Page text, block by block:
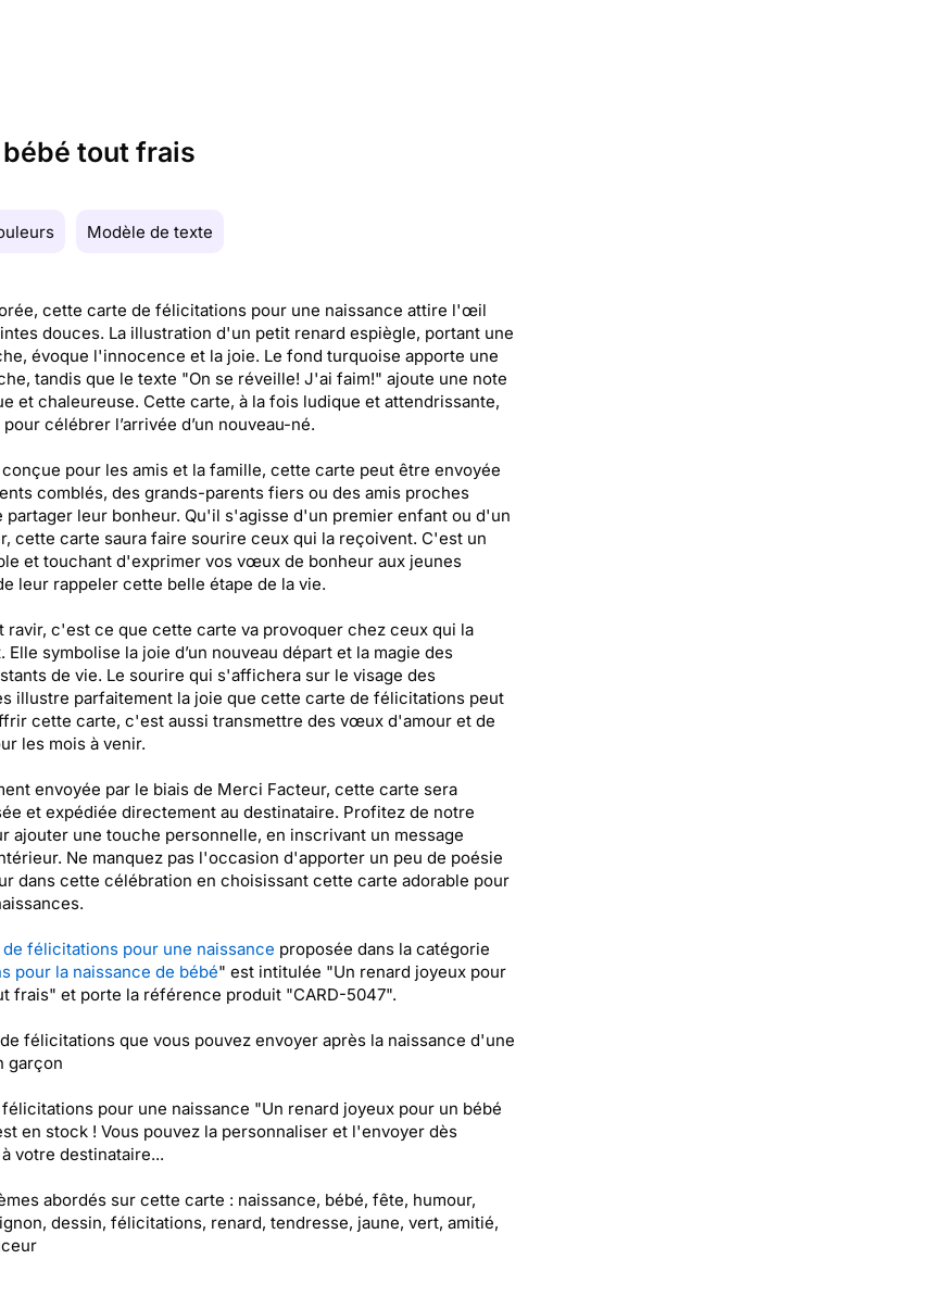
tout frais
Modèle de texte
cette carte de félicitations pour une naissance attire l'œil
douces. La illustration d'un petit renard espiègle, portant une
évoque l'innocence et la joie. Le fond turquoise apporte une
tandis que le texte "On se réveille! J'ai faim!" ajoute une note
et chaleureuse. Cette carte, à la fois ludique et attendrissante,
célébrer l’arrivée d’un nouveau-né.
pour les amis et la famille, cette carte peut être envoyée
comblés, des grands-parents fiers ou des amis proches
partager leur bonheur. Qu'il s'agisse d'un premier enfant ou d'un
cette carte saura faire sourire ceux qui la reçoivent. C'est un
et touchant d'exprimer vos vœux de bonheur aux jeunes
leur rappeler cette belle étape de la vie.
ravir, c'est ce que cette carte va provoquer chez ceux qui la
Elle symbolise la joie d’un nouveau départ et la magie des
de vie. Le sourire qui s'affichera sur le visage des
illustre parfaitement la joie que cette carte de félicitations peut
cette carte, c'est aussi transmettre des vœux d'amour et de
les mois à venir.
envoyée par le biais de Merci Facteur, cette carte sera
et expédiée directement au destinataire. Profitez de notre
ajouter une touche personnelle, en inscrivant un message
Ne manquez pas l'occasion d'apporter un peu de poésie
dans cette célébration en choisissant cette carte adorable pour
félicitations pour une naissance proposée dans la catégorie
pour la naissance de bébé" est intitulée "Un renard joyeux pour
frais" et porte la référence produit "CARD-5047".
félicitations que vous pouvez envoyer après la naissance d'une
garçon
pour une naissance "Un renard joyeux pour un bébé
en stock ! Vous pouvez la personnaliser et l'envoyer dès
votre destinataire...
abordés sur cette carte : naissance, bébé, fête, humour,
dessin, félicitations, renard, tendresse, jaune, vert, amitié,